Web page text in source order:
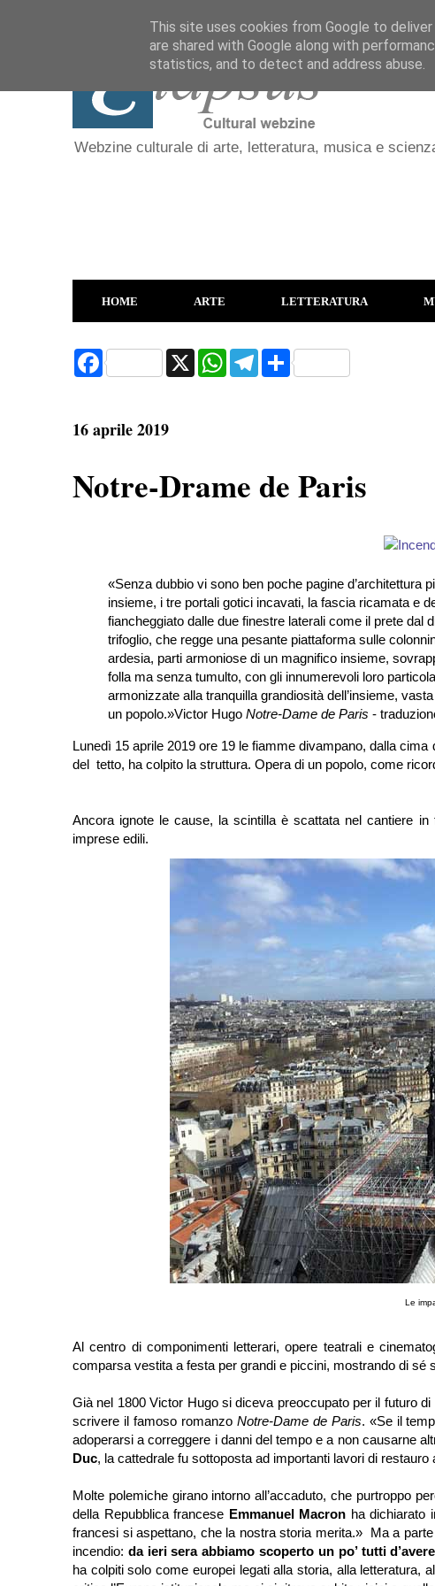
Webzine culturale di arte, letteratura, musica e
HOME ARTE LETTERATURA
F
a
o
o
X
W
T
S
h
16 aprile 2019
Notre-Drame de Paris
«Senza dubbio vi sono ben poche pagine d’architettura
insieme, i tre portali gotici incavati, la fascia ricamata e
fiancheggiato dalle due finestre laterali come il prete dal
trifoglio, che regge una pesante piattaforma sulle
ardesia, parti armoniose di un magnifico insieme,
folla ma senza tumulto, con gli innumerevoli loro
armonizzate alla tranquilla grandiosità dell’insieme,
un popolo.»Victor Hugo Notre-Dame de Paris -
Lunedì 15 aprile 2019 ore 19 le fiamme divampano, dalla
del tetto, ha colpito la struttura. Opera di un popolo, come
Ancora ignote le cause, la scintilla è scattata nel cantiere
imprese edili.
Le
Al centro di componimenti letterari, opere teatrali e
comparsa vestita a festa per grandi e piccini, mostrando di sé
Già nel 1800 Victor Hugo si diceva preoccupato per il futuro
scrivere il famoso romanzo Notre-Dame de Paris. «Se il
adoperarsi a correggere i danni del tempo e a non causarne
Duc, la cattedrale fu sottoposta ad importanti lavori di restauro
Molte polemiche girano intorno all’accaduto, che purtroppo
della Repubblica francese Emmanuel Macron ha dichiarato
francesi si aspettano, che la nostra storia merita.»Ma a parte
incendio: da ieri sera abbiamo scoperto un po’ tutti
ha colpiti solo come europei legati alla storia, alla letteratura,
This site uses cookies from Google to
are shared with Google along with
statistics, and to detect and address abuse.